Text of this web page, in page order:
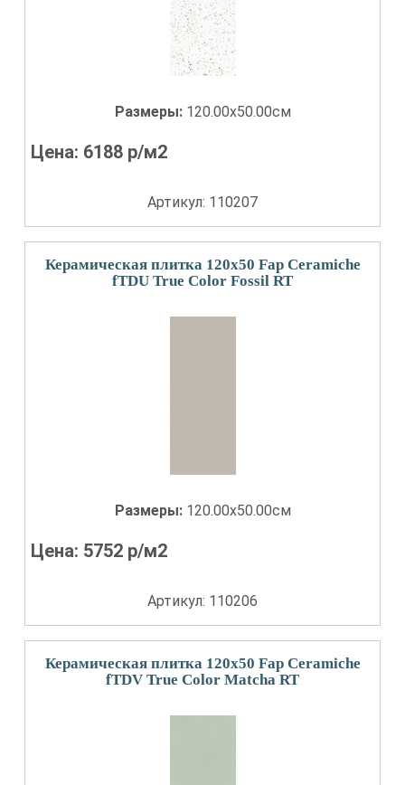
Размеры: 120.00x50.00см
Цена: 6188 р/м2
Артикул: 110207
Керамическая плитка 120x50 Fap Ceramiche
fTDU True Color Fossil RT
Размеры: 120.00x50.00см
Цена: 5752 р/м2
Артикул: 110206
Керамическая плитка 120x50 Fap Ceramiche
fTDV True Color Matcha RT